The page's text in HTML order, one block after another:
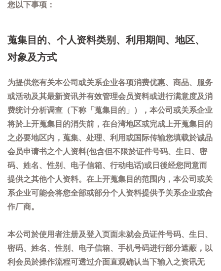
您以下事项：
蒐集目的、个人资料类别、利用期间、地区、
对象及方式
为提供您有关本公司或关系企业各项消费优惠、商品、服务
或活动及其最新资讯并有效管理会员资料或进行满意度及消
费统计分析调查（下称「蒐集目的」），本公司或关系企业
将於上开蒐集目的消失前，在台湾地区或完成上开蒐集目的
之必要地区内，蒐集、处理、利用或国际传输您填载於诚品
会员申请书之个人资料(包含但不限於证件号码、生日、密
码、姓名、性别、电子信箱、行动电话)或日後经您同意而
提供之其他个人资料。在上开蒐集目的范围内，本公司或关
系企业可能会将您全部或部分个人资料提供予关系企业或合
作厂商。
本公司於使用者注册及登入页面未就会员证件号码、生日、
密码、姓名、性别、电子信箱、手机号码进行部分遮蔽，以
利会员於操作流程可透过介面直观确认当下输入之资讯无